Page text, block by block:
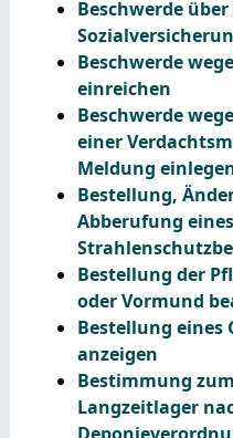
Beschwerde
Beschwerde
einreichen
Beschwerde
einer
Meldung
Bestellung,
Abberufung eines
Bestellung der
oder Vormund
Bestellung eines
anzeigen
Bestimmung
Langzeitlager